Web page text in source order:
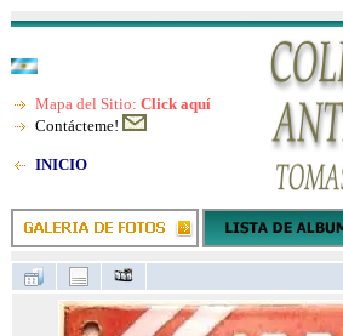
Mapa del Sitio: Click aquí
Contácteme!
INICIO